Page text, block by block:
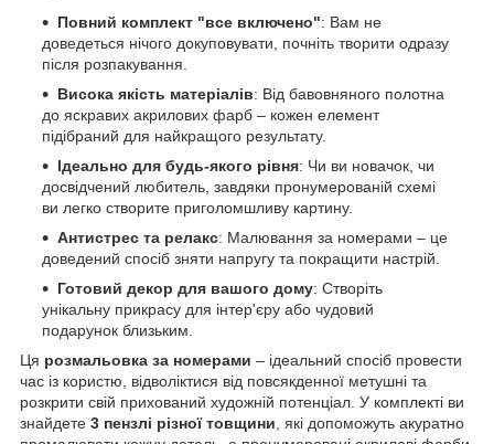
Повний комплект "все включено": Вам не
доведеться нічого докуповувати, почніть творити одразу
після розпакування.
Висока якість матеріалів: Від бавовняного полотна
до яскравих акрилових фарб – кожен елемент
підібраний для найкращого результату.
Ідеально для будь-якого рівня: Чи ви новачок, чи
досвідчений любитель, завдяки пронумерованій схемі
ви легко створите приголомшливу картину.
Антистрес та релакс: Малювання за номерами – це
доведений спосіб зняти напругу та покращити настрій.
Готовий декор для вашого дому: Створіть
унікальну прикрасу для інтер'єру або чудовий
подарунок близьким.
Ця розмальовка за номерами – ідеальний спосіб провести
час із користю, відволіктися від повсякденної метушні та
розкрити свій прихований художній потенціал. У комплекті ви
знайдете 3 пензлі різної товщини , які допоможуть акуратно